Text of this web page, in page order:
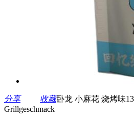
分享 收藏卧龙 小麻花 烧烤味
Grillgeschmack